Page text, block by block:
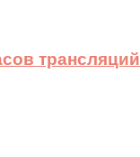
трансляций